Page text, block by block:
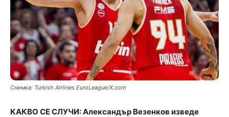
Снимка: Turkish Airlines EuroLeague/X.com
КАКВО СЕ СЛУЧИ: Александър Везенков изведе